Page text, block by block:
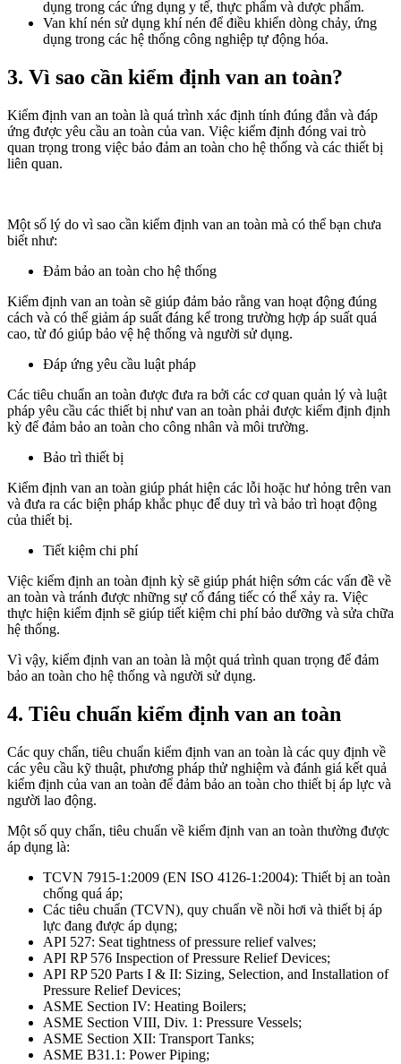
dụng trong các ứng dụng y tế, thực phẩm và dược phẩm.
Van khí nén sử dụng khí nén để điều khiển dòng chảy, ứng
dụng trong các hệ thống công nghiệp tự động hóa.
3. Vì sao cần kiểm định van an toàn?
Kiểm định van an toàn là quá trình xác định tính đúng đắn và đáp
ứng được yêu cầu an toàn của van. Việc kiểm định đóng vai trò
quan trọng trong việc bảo đảm an toàn cho hệ thống và các thiết bị
liên quan.
Một số lý do vì sao cần kiểm định van an toàn mà có thể bạn chưa
biết như:
Đảm bảo an toàn cho hệ thống
Kiểm định van an toàn sẽ giúp đảm bảo rằng van hoạt động đúng
cách và có thể giảm áp suất đáng kể trong trường hợp áp suất quá
cao, từ đó giúp bảo vệ hệ thống và người sử dụng.
Đáp ứng yêu cầu luật pháp
Các tiêu chuẩn an toàn được đưa ra bởi các cơ quan quản lý và luật
pháp yêu cầu các thiết bị như van an toàn phải được kiểm định định
kỳ để đảm bảo an toàn cho công nhân và môi trường.
Bảo trì thiết bị
Kiểm định van an toàn giúp phát hiện các lỗi hoặc hư hỏng trên van
và đưa ra các biện pháp khắc phục để duy trì và bảo trì hoạt động
của thiết bị.
Tiết kiệm chi phí
Việc kiểm định an toàn định kỳ sẽ giúp phát hiện sớm các vấn đề về
an toàn và tránh được những sự cố đáng tiếc có thể xảy ra. Việc
thực hiện kiểm định sẽ giúp tiết kiệm chi phí bảo dưỡng và sửa chữa
hệ thống.
Vì vậy, kiểm định van an toàn là một quá trình quan trọng để đảm
bảo an toàn cho hệ thống và người sử dụng.
4. Tiêu chuẩn kiểm định van an toàn
Các quy chẩn, tiêu chuẩn kiểm định van an toàn là các quy định về
các yêu cầu kỹ thuật, phương pháp thử nghiệm và đánh giá kết quả
kiểm định của van an toàn để đảm bảo an toàn cho thiết bị áp lực và
người lao động.
Một số quy chẩn, tiêu chuẩn về kiểm định van an toàn thường được
áp dụng là:
TCVN 7915-1:2009 (EN ISO 4126-1:2004): Thiết bị an toàn
chống quá áp;
Các tiêu chuẩn (TCVN), quy chuẩn về nồi hơi và thiết bị áp
lực đang được áp dụng;
API 527: Seat tightness of pressure relief valves;
API RP 576 Inspection of Pressure Relief Devices;
API RP 520 Parts I & II: Sizing, Selection, and Installation of
Pressure Relief Devices;
ASME Section IV: Heating Boilers;
ASME Section VIII, Div. 1: Pressure Vessels;
ASME Section XII: Transport Tanks;
ASME B31.1: Power Piping;